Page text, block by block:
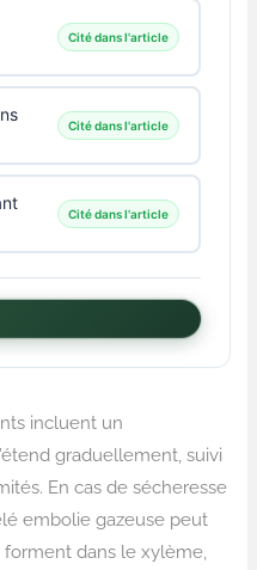
Cité dans l'article
Cité dans l'article
Cité dans l'article
incluent un
graduellement, suivi
En cas de sécheresse
embolie gazeuse peut
forment dans le xylème,